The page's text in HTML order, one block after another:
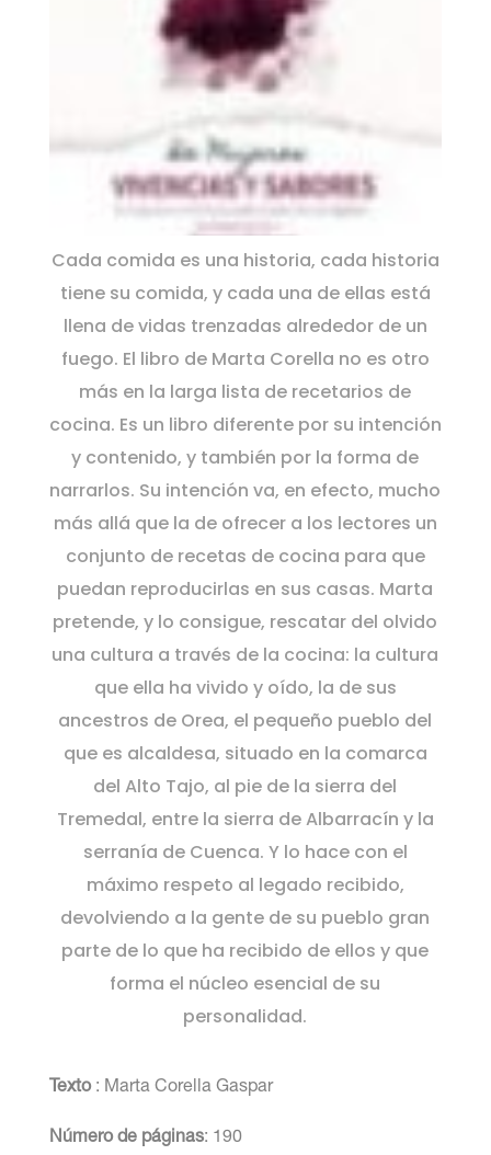
Cada comida es una historia, cada historia
tiene su comida, y cada una de ellas está
llena de vidas trenzadas alrededor de un
fuego. El libro de Marta Corella no es otro
más en la larga lista de recetarios de
cocina. Es un libro diferente por su intención
y contenido, y también por la forma de
narrarlos. Su intención va, en efecto, mucho
más allá que la de ofrecer a los lectores un
conjunto de recetas de cocina para que
puedan reproducirlas en sus casas. Marta
pretende, y lo consigue, rescatar del olvido
una cultura a través de la cocina: la cultura
que ella ha vivido y oído, la de sus
ancestros de Orea, el pequeño pueblo del
que es alcaldesa, situado en la comarca
del Alto Tajo, al pie de la sierra del
Tremedal, entre la sierra de Albarracín y la
serranía de Cuenca. Y lo hace con el
máximo respeto al legado recibido,
devolviendo a la gente de su pueblo gran
parte de lo que ha recibido de ellos y que
forma el núcleo esencial de su
personalidad.
Texto : Marta Corella Gaspar
Número de páginas: 190